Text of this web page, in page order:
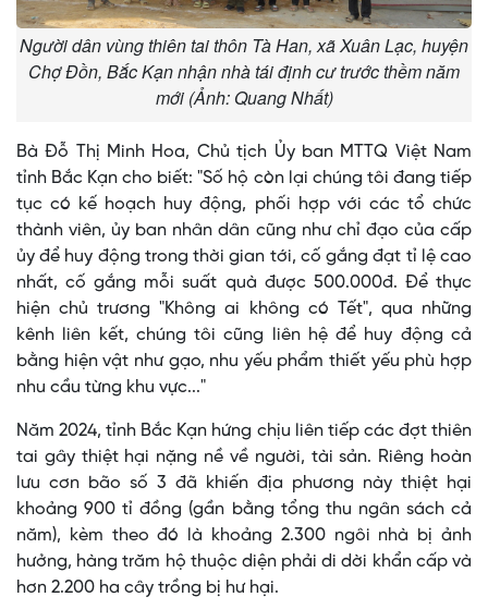
Người dân vùng thiên tai thôn Tà Han, xã Xuân Lạc, huyện
Chợ Đồn, Bắc Kạn nhận nhà tái định cư trước thềm năm
mới (Ảnh: Quang Nhất)
Bà Đỗ Thị Minh Hoa, Chủ tịch Ủy ban MTTQ Việt Nam
tỉnh Bắc Kạn cho biết: "Số hộ còn lại chúng tôi đang tiếp
tục có kế hoạch huy động, phối hợp với các tổ chức
thành viên, ủy ban nhân dân cũng như chỉ đạo của cấp
ủy để huy động trong thời gian tới, cố gắng đạt tỉ lệ cao
nhất, cố gắng mỗi suất quà được 500.000đ. Để thực
hiện chủ trương "Không ai không có Tết", qua những
kênh liên kết, chúng tôi cũng liên hệ để huy động cả
bằng hiện vật như gạo, nhu yếu phẩm thiết yếu phù hợp
nhu cầu từng khu vực..."
Năm 2024, tỉnh Bắc Kạn hứng chịu liên tiếp các đợt thiên
tai gây thiệt hại nặng nề về người, tài sản. Riêng hoàn
lưu cơn bão số 3 đã khiến địa phương này thiệt hại
khoảng 900 tỉ đồng (gần bằng tổng thu ngân sách cả
năm), kèm theo đó là khoảng 2.300 ngôi nhà bị ảnh
hưởng, hàng trăm hộ thuộc diện phải di dời khẩn cấp và
hơn 2.200 ha cây trồng bị hư hại.